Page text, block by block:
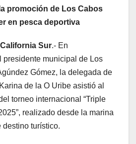
promoción de Los Cabos
en pesca deportiva
Sur.- En
presidente municipal de Los
Gómez, la delegada de
de la O Uribe asistió al
torneo internacional “Triple
realizado desde la marina
destino turístico.